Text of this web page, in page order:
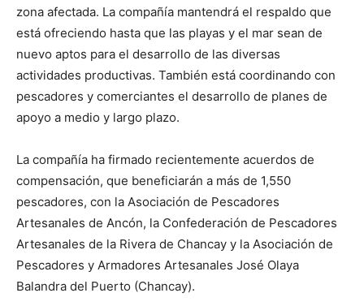
zona afectada. La compañía mantendrá el respaldo que
está ofreciendo hasta que las playas y el mar sean de
nuevo aptos para el desarrollo de las diversas
actividades productivas. También está coordinando con
pescadores y comerciantes el desarrollo de planes de
apoyo a medio y largo plazo.
La compañía ha firmado recientemente acuerdos de
compensación, que beneficiarán a más de 1,550
pescadores, con la Asociación de Pescadores
Artesanales de Ancón, la Confederación de Pescadores
Artesanales de la Rivera de Chancay y la Asociación de
Pescadores y Armadores Artesanales José Olaya
Balandra del Puerto (Chancay).